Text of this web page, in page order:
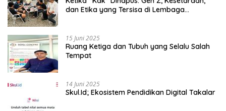
dan Etika yang Tersisa di Lembaga
15 Juni 2025
Ruang Ketiga dan Tubuh yang Selalu Salah
Tempat
14 Juni 2025
Skul.Id; Ekosistem Pendidikan Digital Takalar